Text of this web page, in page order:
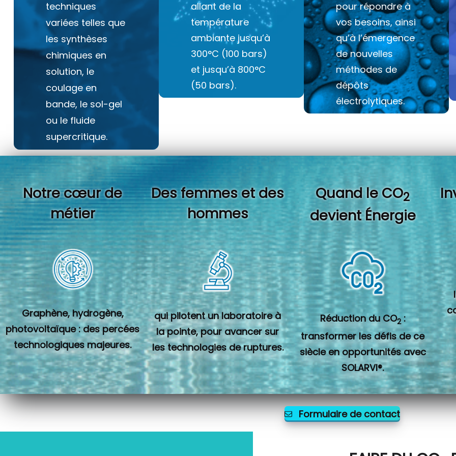
techniques
variées telles que
les synthèses
chimiques en
solution, le
coulage en
bande, le sol-gel
ou le fluide
supercritique.
allant de la
température
ambiante jusqu’à
300°C (100 bars)
et jusqu’à 800°C
(50 bars).
pour répondre à
vos besoins, ainsi
qu’à l’émergence
de nouvelles
méthodes de
dépôts
électrolytiques.
Notre cœur de
métier
Graphène, hydrogène,
photovoltaïque : des percées
technologiques majeures.
Des femmes et des
hommes
qui pilotent un laboratoire à
la pointe, pour avancer sur
les technologies de ruptures.
Quand le CO2
devient Énergie
Réduction du CO2 :
transformer les défis de ce
siècle en opportunités avec
SOLARVI®.
Formulaire de contact